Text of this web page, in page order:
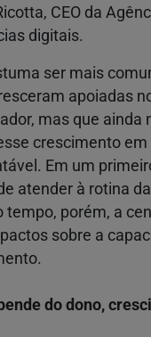
CEO da
digitais.
ser mais
apoiadas
mas que ainda
crescimento em
Em um
atender à rotina
tempo, porém, a
sobre a
do dono,